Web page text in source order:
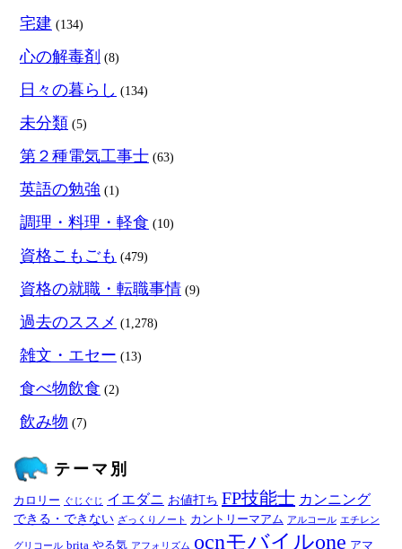
宅建 (134)
心の解毒剤 (8)
日々の暮らし (134)
未分類 (5)
第２種電気工事士 (63)
英語の勉強 (1)
調理・料理・軽食 (10)
資格こもごも (479)
資格の就職・転職事情 (9)
過去のススメ (1,278)
雑文・エセー (13)
食べ物飲食 (2)
飲み物 (7)
テーマ別
カロリー ぐじぐじ イエダニ お値打ち FP技能士 カンニング
できる・できない ざっくりノート カントリーマアム アルコール エチレン
グリコール brita やる気 アフォリズム ocnモバイルone アマ